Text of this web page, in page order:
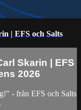
| EFS och Salts
Skarin | EFS
2026
- från EFS och Salts